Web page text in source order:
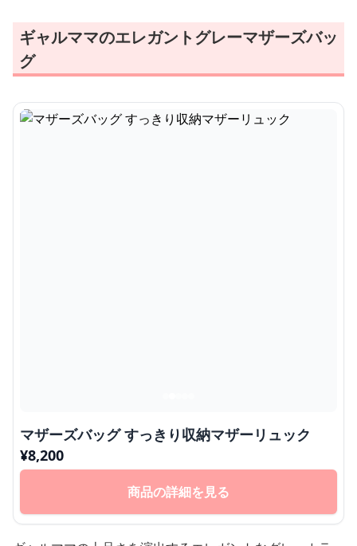
ギャルママのエレガントグレーマザーズバッ
グ
マザーズバッグ すっきり収納マザーリュック
¥8,200
商品の詳細を見る